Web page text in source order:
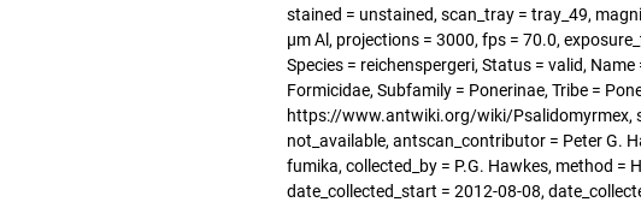
stained = unstained, scan_tray = tray_49,
µm Al, projections = 3000, fps = 70.0,
Species = reichenspergeri, Status = valid,
Formicidae, Subfamily = Ponerinae, Tribe =
https://www.antwiki.org/wiki/Psalidomyrmex,
not_available, antscan_contributor = Peter G.
fumika, collected_by = P.G. Hawkes, method =
date_collected_start = 2012-08-08,